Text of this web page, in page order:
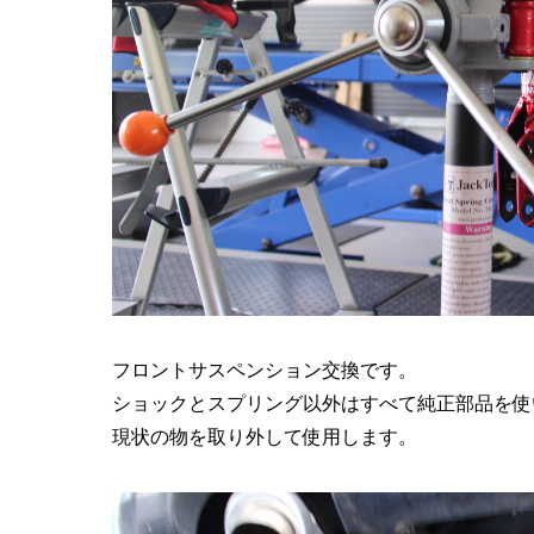
フロントサスペンション交換です。
ショックとスプリング以外はすべて純正部品を
現状の物を取り外して使用します。